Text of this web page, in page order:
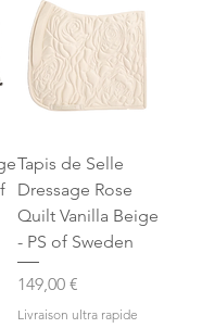
Tapis de Selle
Dressage Rose
Quilt Vanilla Beige
- PS of Sweden
Prix
149,00 €
Livraison ultra rapide